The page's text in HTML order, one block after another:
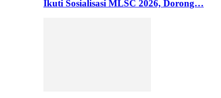
Ikuti Sosialisasi MLSC 2026, Dorong…